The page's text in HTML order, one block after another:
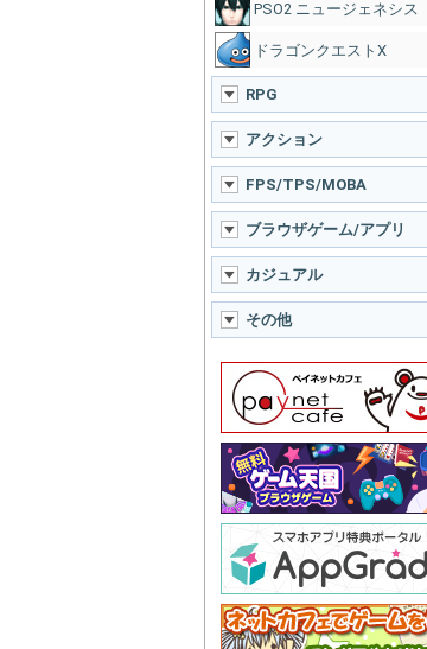
PSO2 ニュージェネシス
ドラゴンクエストX
RPG
アクション
FPS/TPS/MOBA
ブラウザゲーム/アプリ
カジュアル
その他